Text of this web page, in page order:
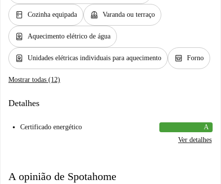
kitchen Cozinha equipada balcony Varanda ou terraço
water_heater Aquecimento elétrico de água
water_heater Unidades elétricas individuais para aquecimento oven_gen Forno
Mostrar todas (12)
Detalhes
Certificado energético
A
Ver detalhes
A opinião de Spotahome